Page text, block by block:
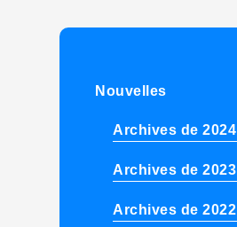
Nouvelles
Archives de 2024
Archives de 2023
Archives de 2022